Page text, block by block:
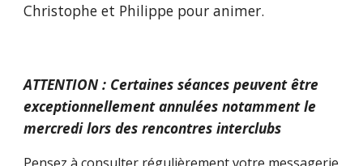
Christophe et Philippe pour animer.
ATTENTION : Certaines séances peuvent être
exceptionnellement annulées notamment le
mercredi lors des rencontres interclubs